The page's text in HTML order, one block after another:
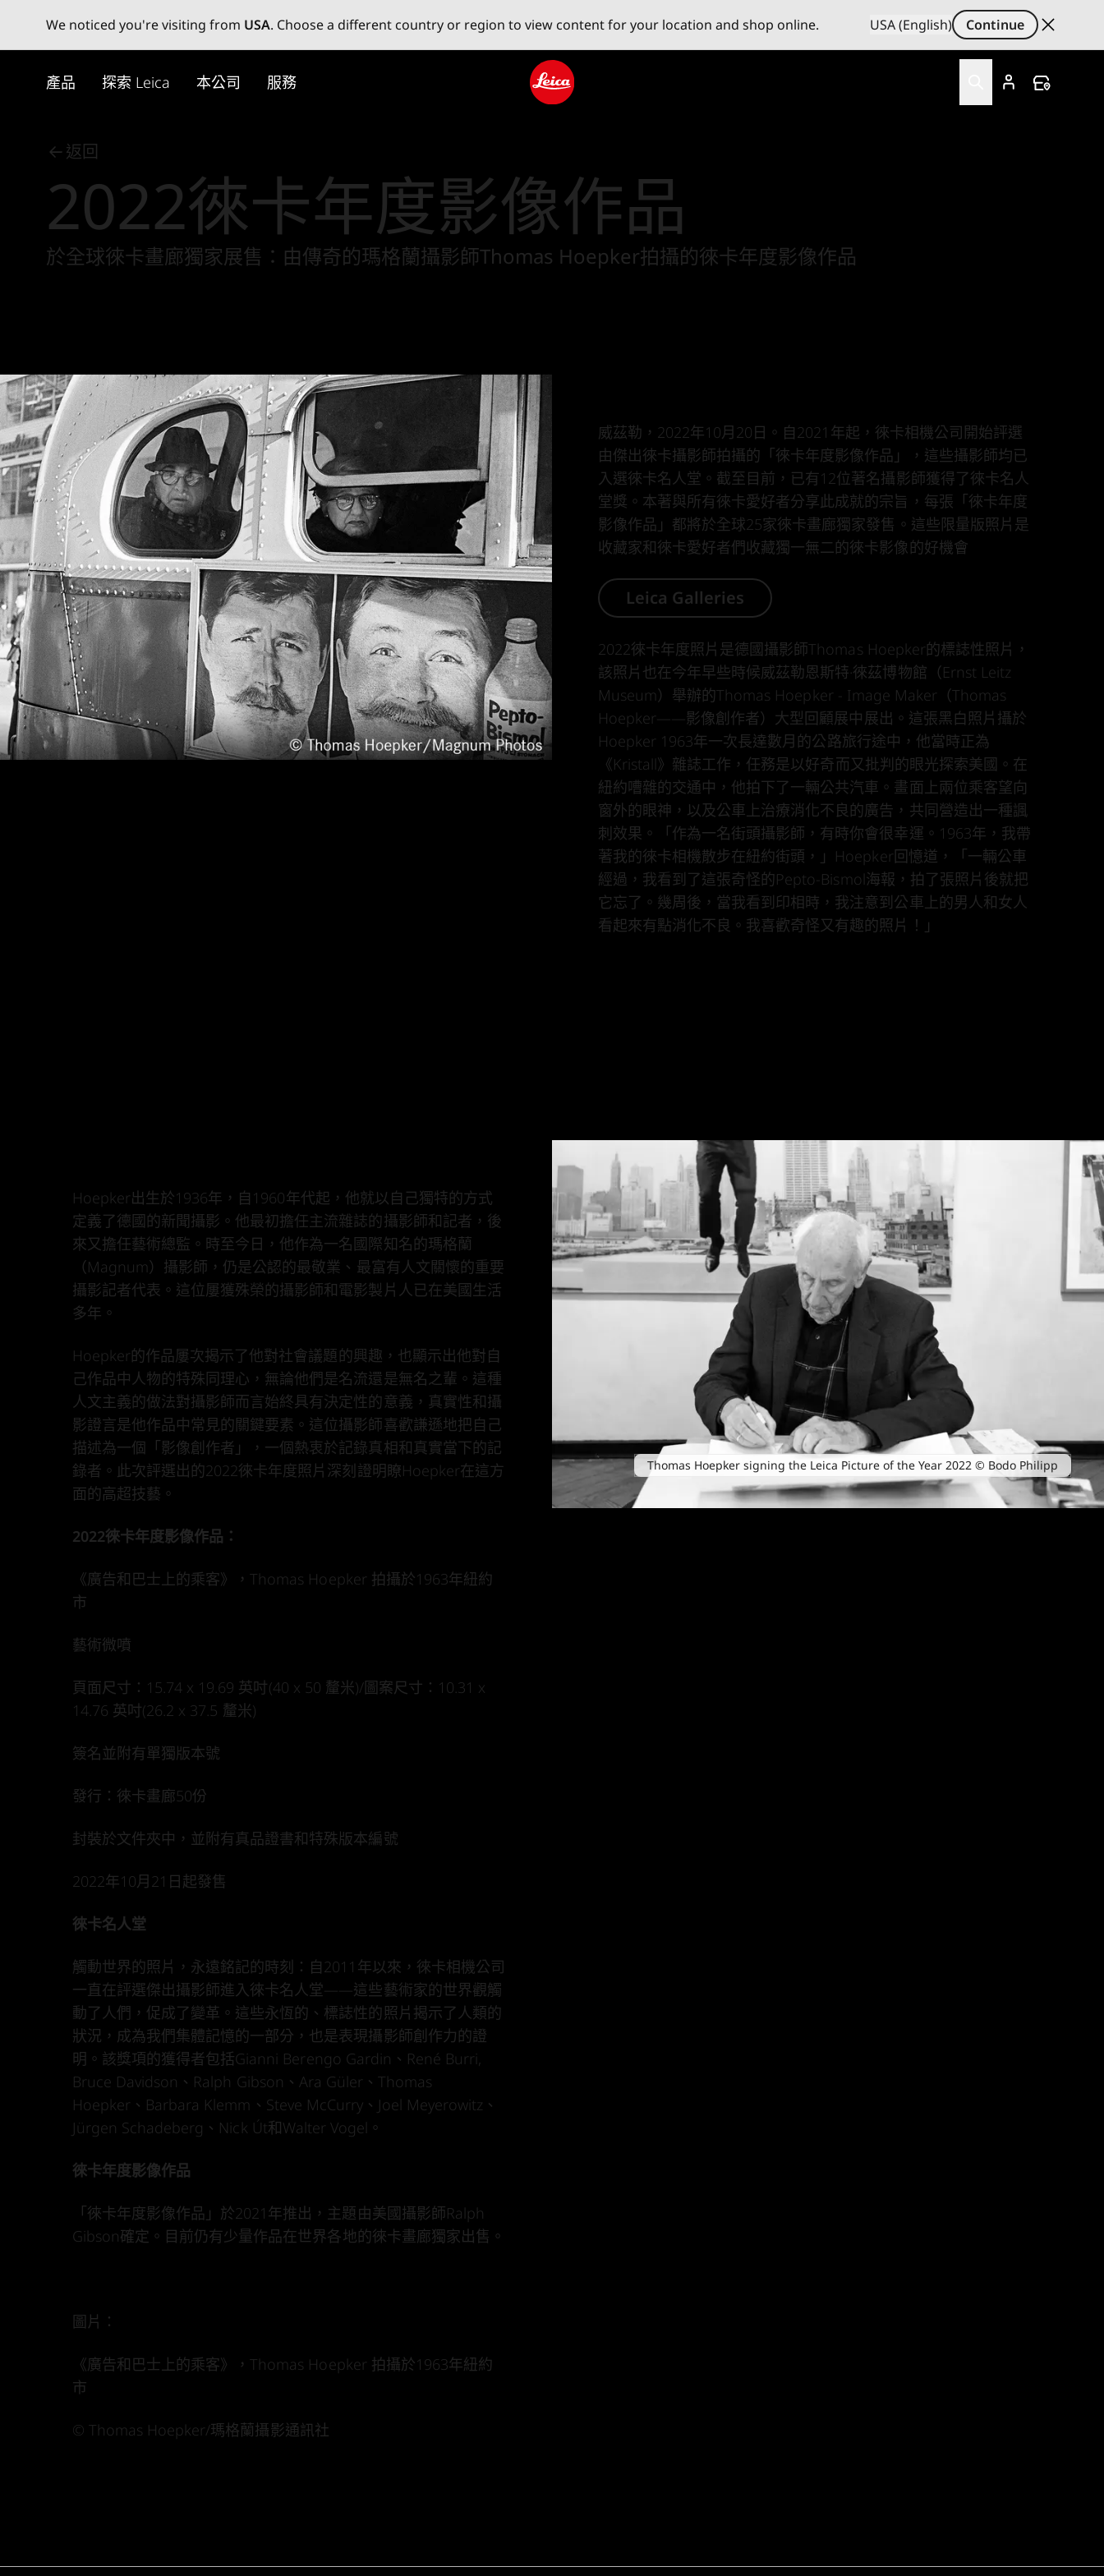
We noticed you're visiting from USA. Choose a different country or region to view content for your location and shop online. USA (English)
Continue
產品 探索 Leica 本公司 服務
返回
2022徠卡年度影像作品
於全球徠卡畫廊獨家展售：由傳奇的瑪格蘭攝影師Thomas Hoepker拍攝的徠卡年度影像作品
威茲勒，2022年10月20日。自2021年起，徠卡相機公司開始評選
由傑出徠卡攝影師拍攝的「徠卡年度影像作品」，這些攝影師均已
入選徠卡名人堂。截至目前，已有12位著名攝影師獲得了徠卡名人
堂獎。本著與所有徠卡愛好者分享此成就的宗旨，每張「徠卡年度
影像作品」都將於全球25家徠卡畫廊獨家發售。這些限量版照片是
收藏家和徠卡愛好者們收藏獨一無二的徠卡影像的好機會
Leica Galleries
2022徠卡年度照片是德國攝影師Thomas Hoepker的標誌性照片，
該照片也在今年早些時候威茲勒恩斯特·徠茲博物館（Ernst Leitz
Museum）舉辦的Thomas Hoepker - Image Maker（Thomas
Hoepker——影像創作者）大型回顧展中展出。這張黑白照片攝於
Hoepker 1963年一次長達數月的公路旅行途中，他當時正為
《Kristall》雜誌工作，任務是以好奇而又批判的眼光探索美國。在
紐約嘈雜的交通中，他拍下了一輛公共汽車。畫面上兩位乘客望向
窗外的眼神，以及公車上治療消化不良的廣告，共同營造出一種諷
刺效果。「作為一名街頭攝影師，有時你會很幸運。1963年，我帶
著我的徠卡相機散步在紐約街頭，」Hoepker回憶道，「一輛公車
經過，我看到了這張奇怪的Pepto-Bismol海報，拍了張照片後就把
它忘了。幾周後，當我看到印相時，我注意到公車上的男人和女人
看起來有點消化不良。我喜歡奇怪又有趣的照片！」
Thomas Hoepker signing the Leica Picture of the Year 2022 © Bodo Philipp
Hoepker出生於1936年，自1960年代起，他就以自己獨特的方式
定義了德國的新聞攝影。他最初擔任主流雜誌的攝影師和記者，後
來又擔任藝術總監。時至今日，他作為一名國際知名的瑪格蘭
（Magnum）攝影師，仍是公認的最敬業、最富有人文關懷的重要
攝影記者代表。這位屢獲殊榮的攝影師和電影製片人已在美國生活
多年。
Hoepker的作品屢次揭示了他對社會議題的興趣，也顯示出他對自
己作品中人物的特殊同理心，無論他們是名流還是無名之輩。這種
人文主義的做法對攝影師而言始終具有決定性的意義，真實性和攝
影證言是他作品中常見的關鍵要素。這位攝影師喜歡謙遜地把自己
描述為一個「影像創作者」，一個熱衷於記錄真相和真實當下的記
錄者。此次評選出的2022徠卡年度照片深刻證明瞭Hoepker在這方
面的高超技藝。
2022徠卡年度影像作品：
《廣告和巴士上的乘客》，Thomas Hoepker 拍攝於1963年紐約
市
藝術微噴
頁面尺寸：15.74 x 19.69 英吋(40 x 50 釐米)/圖案尺寸：10.31 x
14.76 英吋(26.2 x 37.5 釐米)
簽名並附有單獨版本號
發行：徠卡畫廊50份
封裝於文件夾中，並附有真品證書和特殊版本編號
2022年10月21日起發售
徠卡名人堂
觸動世界的照片，永遠銘記的時刻：自2011年以來，徠卡相機公司
一直在評選傑出攝影師進入徠卡名人堂——這些藝術家的世界觀觸
動了人們，促成了變革。這些永恆的、標誌性的照片揭示了人類的
狀況，成為我們集體記憶的一部分，也是表現攝影師創作力的證
明。該獎項的獲得者包括Gianni Berengo Gardin、René Burri,
Bruce Davidson、Ralph Gibson、Ara Güler、Thomas
Hoepker、Barbara Klemm、Steve McCurry、Joel Meyerowitz、
Jürgen Schadeberg、Nick Út和Walter Vogel。
徠卡年度影像作品
「徠卡年度影像作品」於2021年推出，主題由美國攝影師Ralph
Gibson確定。目前仍有少量作品在世界各地的徠卡畫廊獨家出售。
圖片：
《廣告和巴士上的乘客》，Thomas Hoepker 拍攝於1963年紐約
市
© Thomas Hoepker/瑪格蘭攝影通訊社